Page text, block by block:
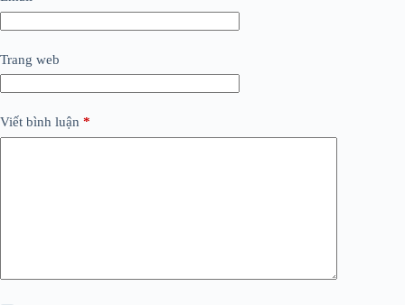
Trang web
Viết bình luận *